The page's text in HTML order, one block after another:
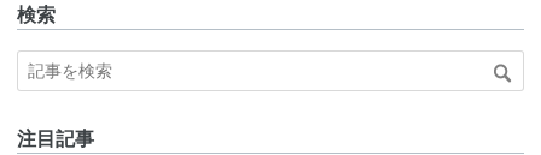
検索
注目記事